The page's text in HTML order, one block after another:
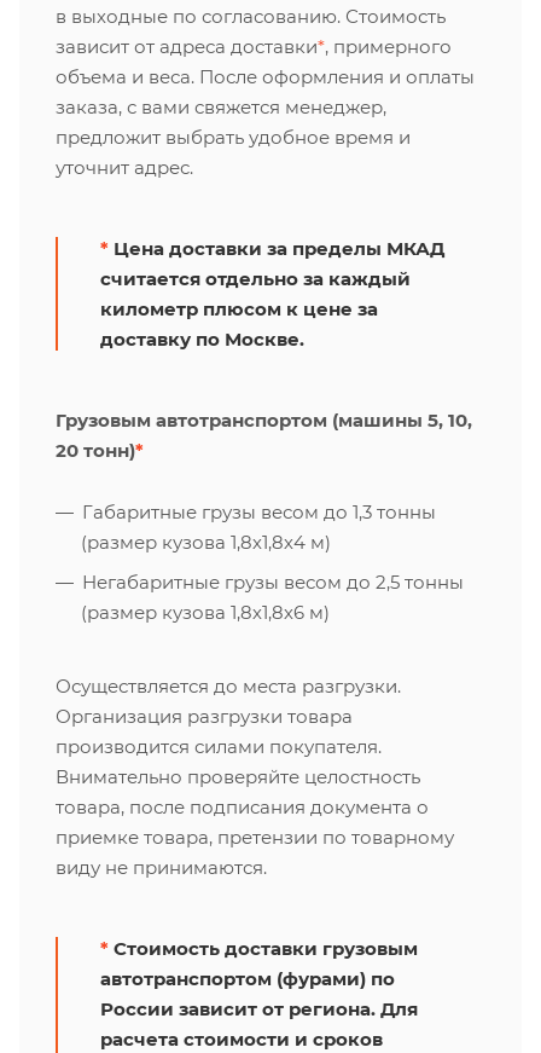
в выходные по согласованию. Стоимость
зависит от адреса доставки*, примерного
объема и веса. После оформления и оплаты
заказа, с вами свяжется менеджер,
предложит выбрать удобное время и
уточнит адрес.
* Цена доставки за пределы МКАД
считается отдельно за каждый
километр плюсом к цене за
доставку по Москве.
Грузовым автотранспортом (машины 5, 10,
20 тонн)*
Габаритные грузы весом до 1,3 тонны
(размер кузова 1,8х1,8х4 м)
Негабаритные грузы весом до 2,5 тонны
(размер кузова 1,8х1,8х6 м)
Осуществляется до места разгрузки.
Организация разгрузки товара
производится силами покупателя.
Внимательно проверяйте целостность
товара, после подписания документа о
приемке товара, претензии по товарному
виду не принимаются.
* Стоимость доставки грузовым
автотранспортом (фурами) по
России зависит от региона. Для
расчета стоимости и сроков